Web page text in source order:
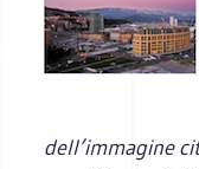
dell’immagine